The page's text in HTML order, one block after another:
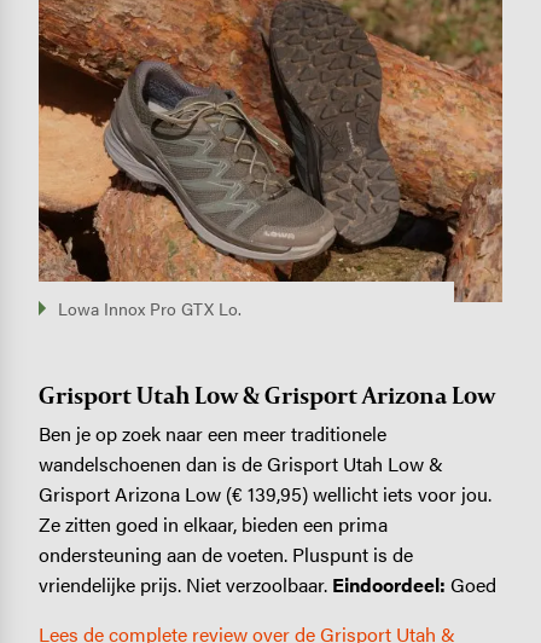
Lowa Innox Pro GTX Lo.
Grisport Utah Low & Grisport Arizona Low
Ben je op zoek naar een meer traditionele
wandelschoenen dan is de Grisport Utah Low &
Grisport Arizona Low (€ 139,95) wellicht iets voor jou.
Ze zitten goed in elkaar, bieden een prima
ondersteuning aan de voeten. Pluspunt is de
vriendelijke prijs. Niet verzoolbaar. Eindoordeel: Goed
Lees de complete review over de Grisport Utah &